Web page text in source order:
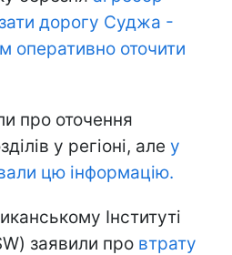
дорогу Суджа -
оперативно оточити
про оточення
у регіоні, але у
цю інформацію.
Інституті
заявили про втрату